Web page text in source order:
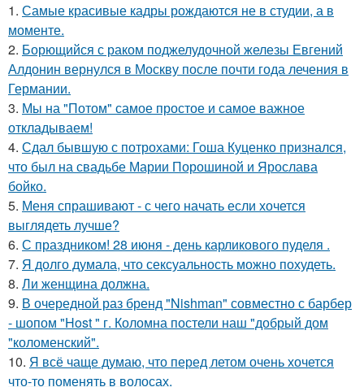
1. Самые красивые кадры рождаются не в студии, а в
моменте.
2. Борющийся с раком поджелудочной железы Евгений
Алдонин вернулся в Москву после почти года лечения в
Германии.
3. Мы на "Потом" самое простое и самое важное
откладываем!
4. Сдал бывшую с потрохами: Гоша Куценко признался,
что был на свадьбе Марии Порошиной и Ярослава
бойко.
5. Меня спрашивают - с чего начать если хочется
выглядеть лучше?
6. С праздником! 28 июня - день карликового пуделя .
7. Я долго думала, что сексуальность можно похудеть.
8. Ли женщина должна.
9. В очередной раз бренд "Nishman" совместно с барбер
- шопом "Host " г. Коломна постели наш "добрый дом
"коломенский".
10. Я всё чаще думаю, что перед летом очень хочется
что-то поменять в волосах.